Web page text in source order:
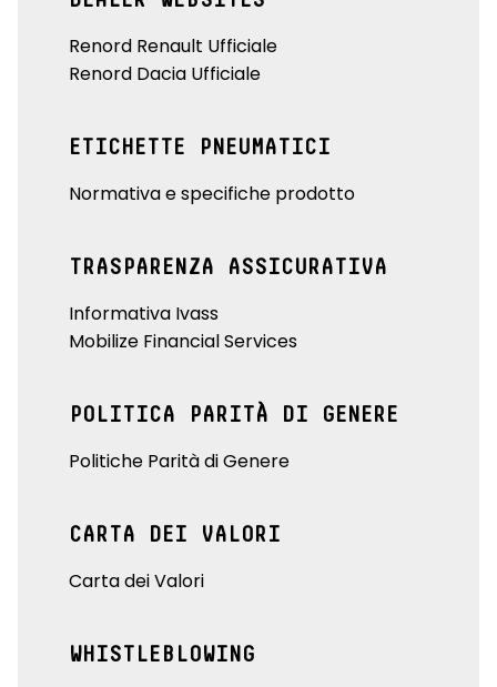
Renord Renault Ufficiale
Renord Dacia Ufficiale
ETICHETTE PNEUMATICI
Normativa e specifiche prodotto
TRASPARENZA ASSICURATIVA
Informativa Ivass
Mobilize Financial Services
POLITICA PARITÀ DI GENERE
Politiche Parità di Genere
CARTA DEI VALORI
Carta dei Valori
WHISTLEBLOWING